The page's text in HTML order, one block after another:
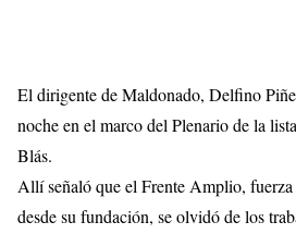
El dirigente de Maldonado, Delfino
noche en el marco del Plenario de la
Blás.
Allí señaló que el Frente Amplio,
desde su fundación, se olvidó de los